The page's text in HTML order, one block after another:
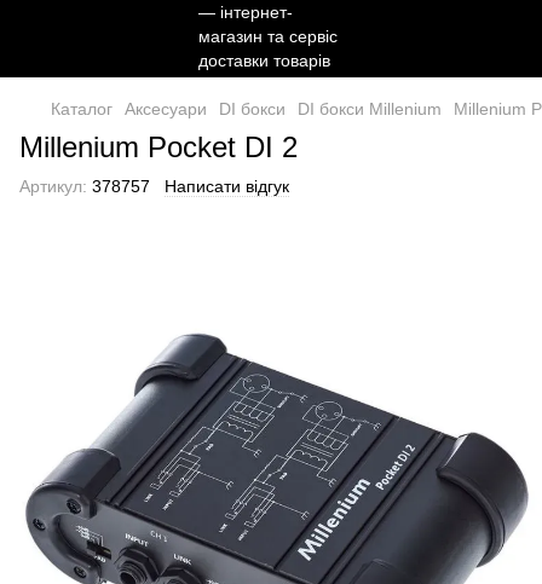
Каталог Аксесуари DI бокси DI бокси Millenium Millenium
Millenium Pocket DI 2
Артикул: 378757 Написати відгук